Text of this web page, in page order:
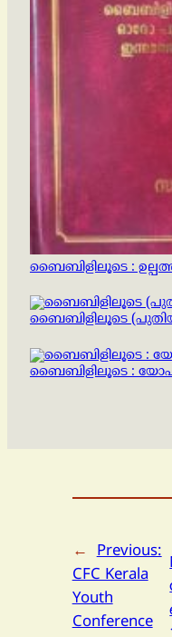
ബൈബിളിലൂടെ :
ബൈബിളിലൂടെ
ബൈബിളിലൂടെ :
←
Previous:
CFC Kerala
Youth
Conference